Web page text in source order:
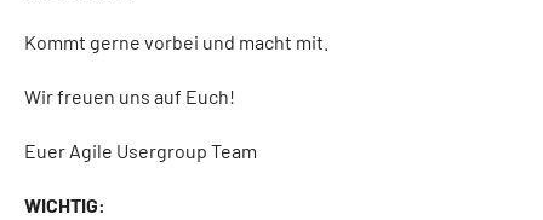
Kommt gerne vorbei und macht mit.
Wir freuen uns auf Euch!
Euer Agile Usergroup Team
WICHTIG: